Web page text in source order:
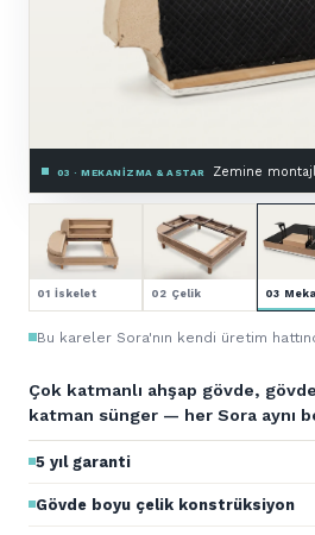
Çok katmanlı ahşap gövde,
katman sünger — her Sora aynı
5 yıl garanti
Gövde boyu çelik konstrüksiyon
04 · SÜNGER — 4 KATMAN Premium HR
01 İskelet 02 Çelik 03
Bu kareler Sora'nın kendi üretim